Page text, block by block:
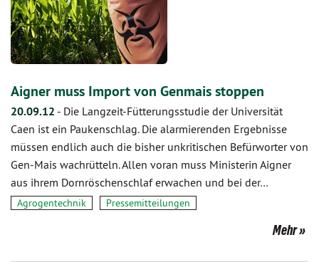
Aigner muss Import von Genmais stoppen
20.09.12 - Die Langzeit-Fütterungsstudie der Universität
Caen ist ein Paukenschlag. Die alarmierenden Ergebnisse
müssen endlich auch die bisher unkritischen Befürworter von
Gen-Mais wachrütteln. Allen voran muss Ministerin Aigner
aus ihrem Dornröschenschlaf erwachen und bei der…
Agrogentechnik Pressemitteilungen
Mehr